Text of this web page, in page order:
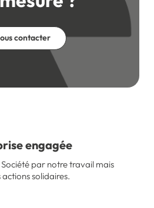
contacter
engagée
Société par notre travail mais
actions solidaires.